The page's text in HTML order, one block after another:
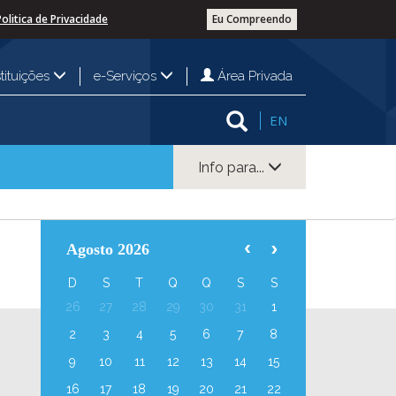
Eu Compreendo
de Privacidade
e-Serviços Área Privada
EN
Info para...
Agosto 2026
D S T Q Q S
S
26
27 28 29 30 31
1
2
3 4 5 6 7
8
9
10 11 12 13 14
15
16
17 18 19 20 21
22